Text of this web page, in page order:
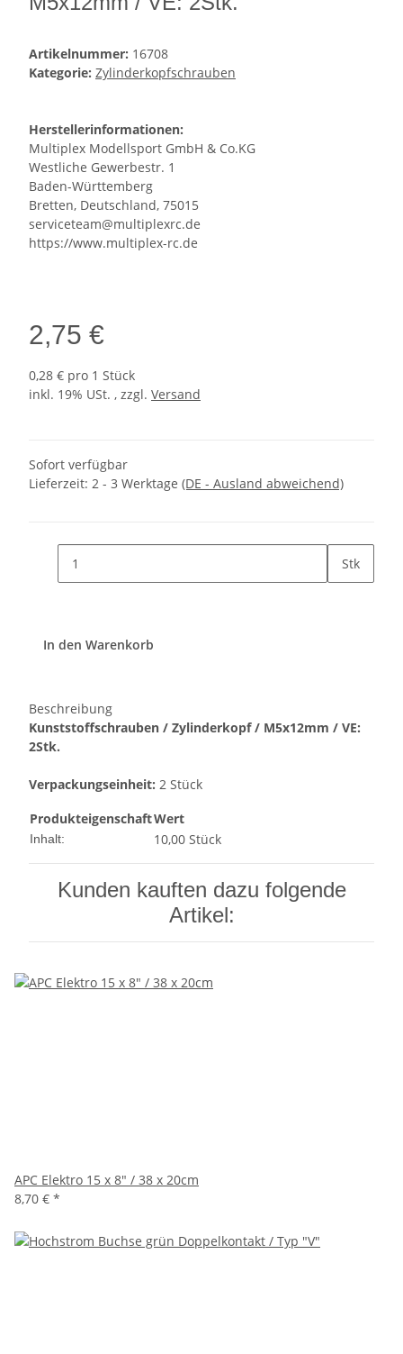
Artikelnummer: 16708
Kategorie: Zylinderkopfschrauben
Herstellerinformationen:
Multiplex Modellsport GmbH & Co.KG
Westliche Gewerbestr. 1
Baden-Württemberg
Bretten, Deutschland, 75015
serviceteam@multiplexrc.de
https://www.multiplex-rc.de
2,75 €
0,28 € pro 1 Stück
inkl. 19% USt. , zzgl. Versand
Sofort verfügbar
Lieferzeit: 2 - 3 Werktage (DE - Ausland abweichend)
Stk
In den Warenkorb
Beschreibung
Kunststoffschrauben / Zylinderkopf / M5x12mm / VE:
2Stk.
Verpackungseinheit: 2 Stück
ProdukteigenschaftWert
Inhalt: 10,00 Stück
Kunden kauften dazu folgende
Artikel:
APC Elektro 15 x 8" / 38 x 20cm
8,70 € *